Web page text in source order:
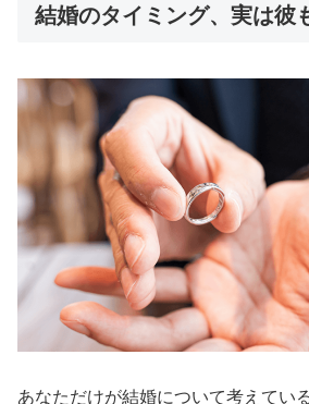
結婚のタイミング、実は彼
あなただけが結婚について考えてい